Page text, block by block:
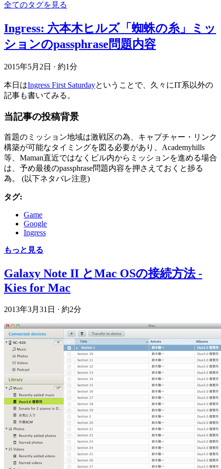
全てのタグを見る
Ingress: 六本木ヒルズ「蜘蛛の糸」ミッ
ションのpassphrase問題内容
2015年5月2日 · 約1分
本日はIngress First Saturdayということで、久々にIT系以外の
記事も書いてみる。
当記事の投稿背景
首題のミッション地域は激戦区の為、キャプチャー・リンク
構築が可能なタイミングを図る必要があり、Academyhills
等、Maman直近ではなくビル内からミッションを進める場合
は、予め最後のpassphrase問題内容を押さえておくと捗る
為。 (以下ネタバレ注意)
タグ:
Game
Google
Ingress
もっと見る
Galaxy Note II とMac OSの接続方法 -
Kies for Mac
2013年3月31日 · 約2分